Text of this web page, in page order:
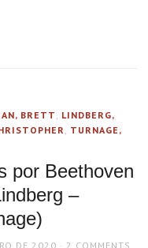
BRETT , LINDBERG,
, TURNAGE,
por Beethoven
–
DE 2020 2 COMMENTS